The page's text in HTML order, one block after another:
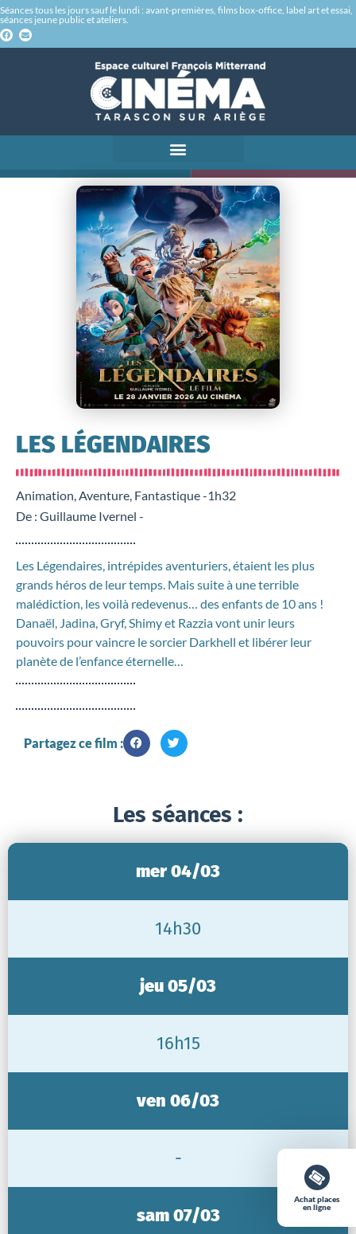
Séances tous les jours sauf le lundi : avant-premières, films box-office, label art et essai,
séances jeune public et ateliers.
LES LÉGENDAIRES
Animation, Aventure, Fantastique -1h32
De : Guillaume Ivernel -
Les Légendaires, intrépides aventuriers, étaient les plus
grands héros de leur temps. Mais suite à une terrible
malédiction, les voilà redevenus… des enfants de 10 ans !
Danaël, Jadina, Gryf, Shimy et Razzia vont unir leurs
pouvoirs pour vaincre le sorcier Darkhell et libérer leur
planète de l’enfance éternelle…
Partagez ce film :
Les séances :
Achat places
en ligne
mer 04/03
14h30
jeu 05/03
16h15
ven 06/03
-
sam 07/03